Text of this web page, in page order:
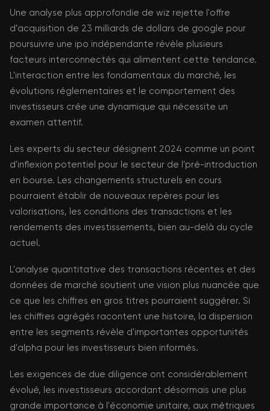
Une analyse plus approfondie de wiz rejette l'offre
d'acquisition de 23 milliards de dollars de google pour
poursuivre une ipo indépendante révèle plusieurs
facteurs interconnectés qui alimentent cette tendance.
L'interaction entre les fondamentaux du marché, les
évolutions réglementaires et le comportement des
investisseurs crée une dynamique qui nécessite un
examen attentif.
Les experts du secteur désignent 2024 comme un point
d'inflexion potentiel pour le secteur de l'pré-introduction
en bourse. Les changements structurels en cours
pourraient établir de nouveaux repères pour les
valorisations, les conditions des transactions et les
rendements des investissements, bien au-delà du cycle
actuel.
L'analyse quantitative des transactions récentes et des
données de marché soutient une vision plus nuancée que
ce que les chiffres en gros titres pourraient suggérer. Si
les chiffres agrégés racontent une histoire, la dispersion
entre les segments révèle d'importantes opportunités
d'alpha pour les investisseurs bien informés.
Les exigences de due diligence ont considérablement
évolué, les investisseurs accordant désormais une plus
grande importance à l'économie unitaire, aux métriques